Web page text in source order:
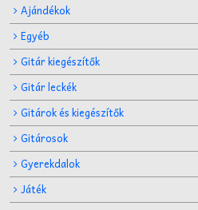
Ajándékok
Egyéb
Gitár kiegészítők
Gitár leckék
Gitárok és kiegészítők
Gitárosok
Gyerekdalok
Játék